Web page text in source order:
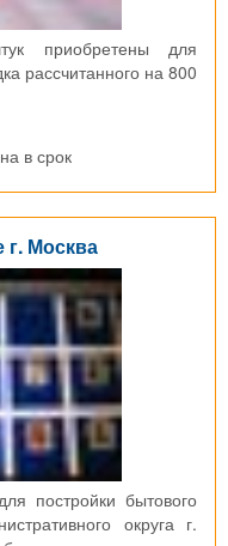
приобретены для
рассчитанного на 800
в срок
г. Москва
постройки бытового
округа г.